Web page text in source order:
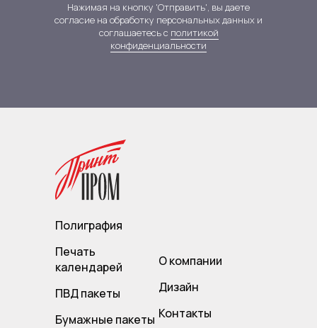
Нажимая на кнопку 'Отправить', вы даете
согласие на обработку персональных данных и
соглашаетесь с политикой
конфиденциальности
Полиграфия
Печать
календарей
ПВД пакеты
Бумажные пакеты
О компании
Дизайн
Контакты